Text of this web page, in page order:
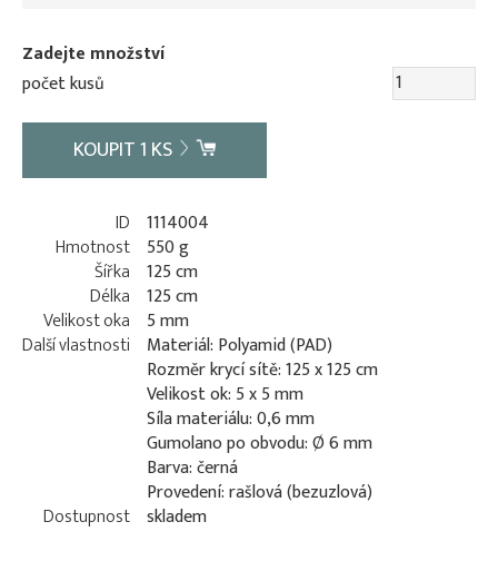
Zadejte množství
počet kusů
KOUPIT1 KS
ID 1114004
Hmotnost 550 g
Šířka 125 cm
Délka 125 cm
Velikost oka
5 mm
Další vlastnosti
Materiál: Polyamid (PAD)
Rozměr krycí sítě: 125 x 125 cm
Velikost ok: 5 x 5 mm
Síla materiálu: 0,6 mm
Gumolano po obvodu: Ø 6 mm
Barva: černá
Provedení: rašlová (bezuzlová)
Dostupnost skladem